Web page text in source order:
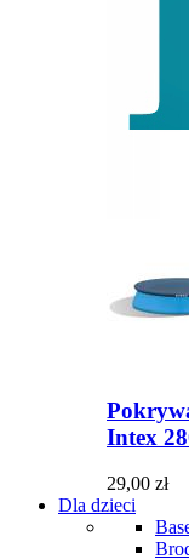
Intex
29,00 zł
Dla dzieci